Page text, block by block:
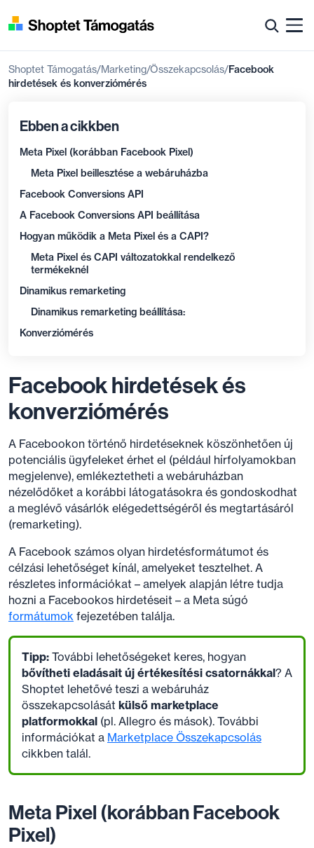
Shoptet Támogatás Marketing Összekapcsolás Facebook
hirdetések és konverziómérés
Ebben a cikkben
Meta Pixel (korábban Facebook Pixel)
Meta Pixel beillesztése a webáruházba
Facebook Conversions API
A Facebook Conversions API beállítása
Hogyan működik a Meta Pixel és a CAPI?
Meta Pixel és CAPI változatokkal rendelkező
termékeknél
Dinamikus remarketing
Dinamikus remarketing beállítása:
Konverziómérés
Facebook hirdetések és
konverziómérés
A Facebookon történő hirdetéseknek köszönhetően új
potenciális ügyfeleket érhet el (például hírfolyamokban
megjelenve), emlékeztetheti a webáruházban
nézelődőket a korábbi látogatásokra és gondoskodhat
a meglévő vásárlók elégedettségéről és megtartásáról
(remarketing).
A Facebook számos olyan hirdetésformátumot és
célzási lehetőséget kínál, amelyeket tesztelhet. A
részletes információkat – amelyek alapján létre tudja
hozni a Facebookos hirdetéseit – a Meta súgó
formátumok fejezetében találja.
Tipp: További lehetőségeket keres, hogyan
bővítheti eladásait új értékesítési csatornákkal? A
Shoptet lehetővé teszi a webáruház
összekapcsolását külső marketplace
platformokkal (pl. Allegro és mások). További
információkat a Marketplace Összekapcsolás
cikkben talál.
Meta Pixel (korábban Facebook
Pixel)